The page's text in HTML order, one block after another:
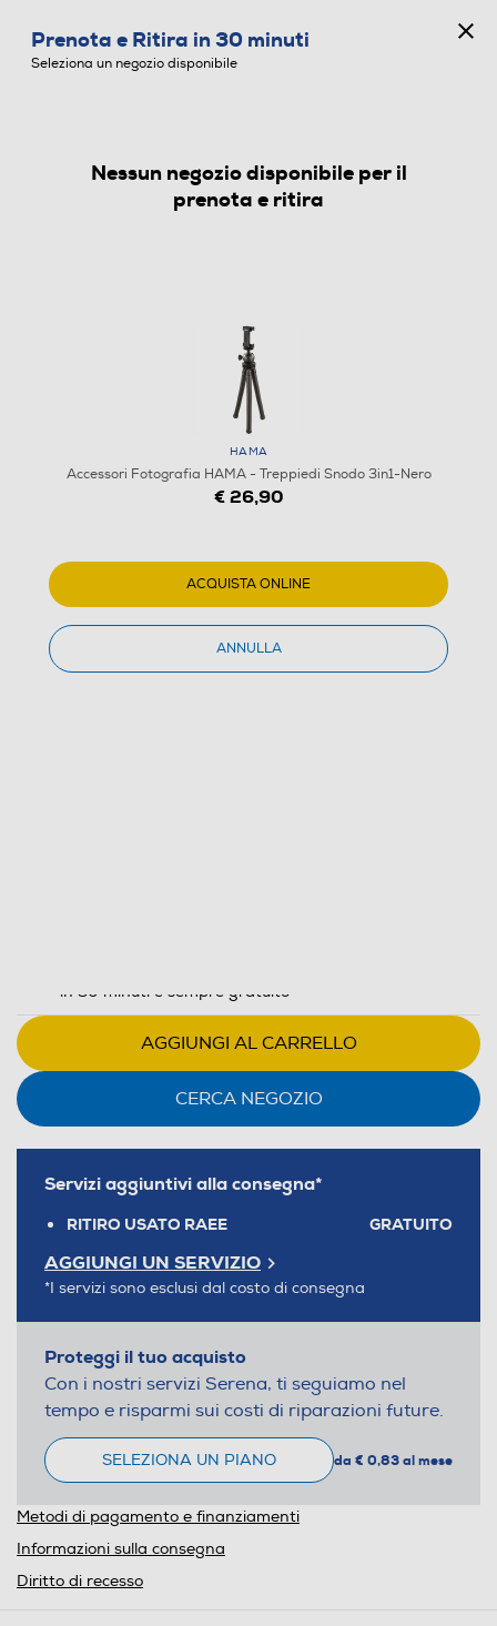
ACCESSORI FOTOGRAFIA
1/4
HAMA - Treppiedi Snodo 3in1-Nero
in 30 minuti e sempre gratuito
AGGIUNGI AL CARRELLO
CERCA NEGOZIO
Servizi aggiuntivi alla consegna*
RITIRO USATO RAEE GRATUITO
AGGIUNGI UN SERVIZIO
*I servizi sono esclusi dal costo di consegna
Proteggi il tuo acquisto
Con i nostri servizi Serena, ti seguiamo nel
tempo e risparmi sui costi di riparazioni future.
SELEZIONA UN PIANO da € 0,83 al mese
Metodi di pagamento e finanziamenti
Informazioni sulla consegna
Diritto di recesso
Prenota e Ritira in 30 minuti
Seleziona un negozio disponibile
Nessun negozio disponibile per il
prenota e ritira
HAMA
Accessori Fotografia HAMA - Treppiedi Snodo 3in1-Nero
€ 26,90
ACQUISTA ONLINE
ANNULLA